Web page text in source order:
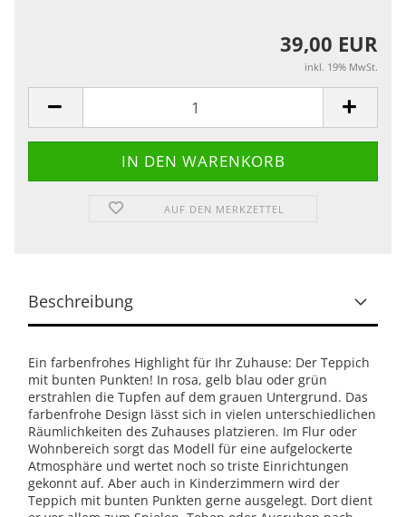
39,00 EUR
inkl. 19% MwSt.
AUF DEN MERKZETTEL
Beschreibung
Ein farbenfrohes Highlight für Ihr Zuhause: Der Teppich
mit bunten Punkten! In rosa, gelb blau oder grün
erstrahlen die Tupfen auf dem grauen Untergrund. Das
farbenfrohe Design lässt sich in vielen unterschiedlichen
Räumlichkeiten des Zuhauses platzieren. Im Flur oder
Wohnbereich sorgt das Modell für eine aufgelockerte
Atmosphäre und wertet noch so triste Einrichtungen
gekonnt auf. Aber auch in Kinderzimmern wird der
Teppich mit bunten Punkten gerne ausgelegt. Dort dient